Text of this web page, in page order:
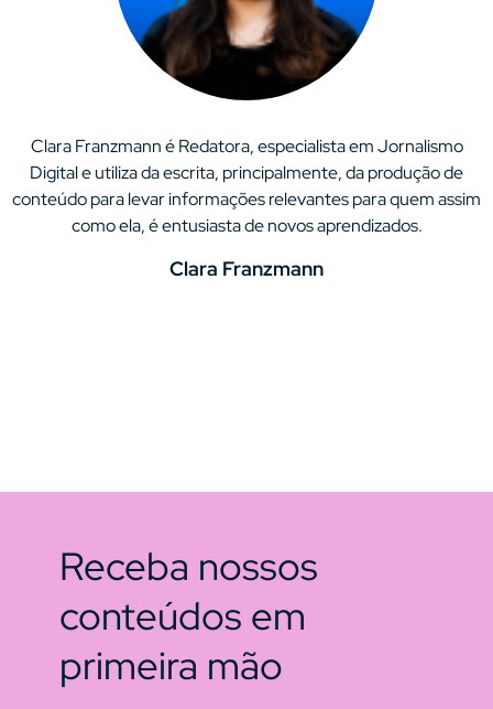
Clara Franzmann é Redatora, especialista em Jornalismo
Digital e utiliza da escrita, principalmente, da produção de
conteúdo para levar informações relevantes para quem assim
como ela, é entusiasta de novos aprendizados.
Clara Franzmann
Receba nossos
conteúdos em
primeira mão